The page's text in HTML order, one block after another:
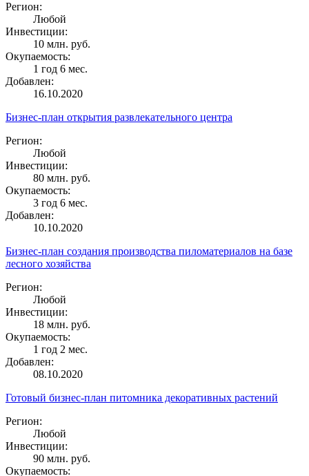
Регион:
Любой
Инвестиции:
10 млн. руб.
Окупаемость:
1 год 6 мес.
Добавлен:
16.10.2020
Бизнес-план открытия развлекательного центра
Регион:
Любой
Инвестиции:
80 млн. руб.
Окупаемость:
3 год 6 мес.
Добавлен:
10.10.2020
Бизнес-план создания производства пиломатериалов на базе
лесного хозяйства
Регион:
Любой
Инвестиции:
18 млн. руб.
Окупаемость:
1 год 2 мес.
Добавлен:
08.10.2020
Готовый бизнес-план питомника декоративных растений
Регион:
Любой
Инвестиции:
90 млн. руб.
Окупаемость: